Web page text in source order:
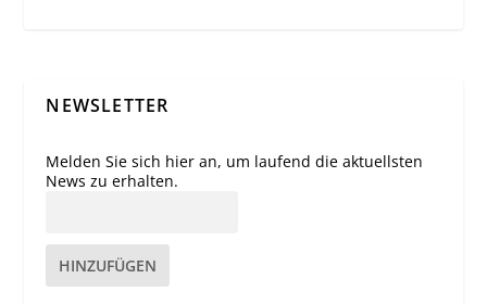
NEWSLETTER
Melden Sie sich hier an, um laufend die aktuellsten
News zu erhalten.
HINZUFÜGEN